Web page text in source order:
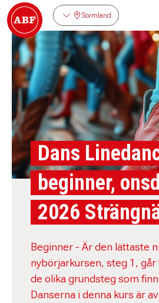
Sörmland
Dans
beginner,
2026
Beginner - Är den lättaste
nybörjarkursen, steg 1, går
de olika grundsteg som
Danserna i denna kurs är